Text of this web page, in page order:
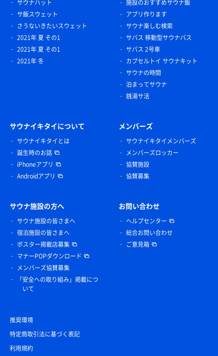
サウナハット
サ飯スウェット
さうないきたいスウェット
2021年 夏 その1
2021年 夏 その1
2021年 冬
施設のおすすめサウナ飯
アプリ作ります
サウナ楽しむ検索
サバス 移動型サウナバス
サバス 2号車
カプセルトイ サウナキット
サウナの時間
泊まってサウナ
銭湯サ活
サウナイキタイについて
サウナイキタイとは
誕生時のお話
iPhoneアプリ
Androidアプリ
メンバーズ
サウナイキタイメンバーズ
メンバーズロッカー
協賛施設
協賛募集
サウナ施設の方へ
サウナ施設の皆さまへ
宿泊施設の皆さまへ
ポスター掲載店募集
マナーPOPダウンロード
メンバーズ協賛募集
「安全への取り組み」掲載につ
いて
お問い合わせ
ヘルプセンター
総合お問い合わせ
ご意見箱
推奨環境
特定商取引法に基づく表記
利用規約